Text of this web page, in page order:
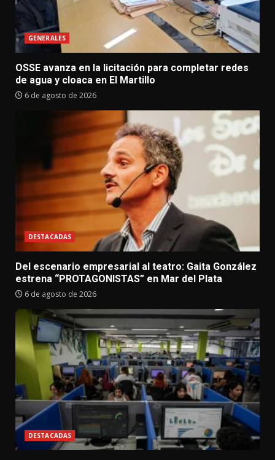
GENERALES
OSSE avanza en la licitación para completar redes
de agua y cloaca en El Martillo
6 de agosto de 2026
DESTACADAS
Del escenario empresarial al teatro: Gaita González
estrena “PROTAGONISTAS” en Mar del Plata
6 de agosto de 2026
DESTACADAS